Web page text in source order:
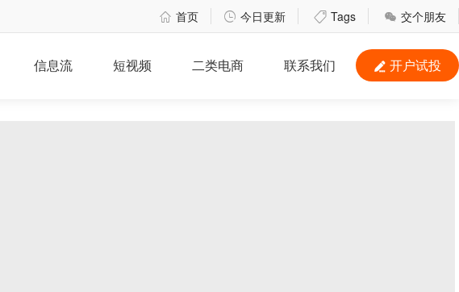
 首页  今日更新  Tags  交个朋友
 开户试投
信息流 短视频 二类电商 联系我们